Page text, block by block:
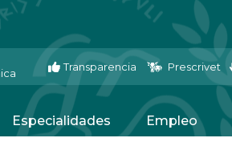
Transparencia Prescrivet
Especialidades Empleo